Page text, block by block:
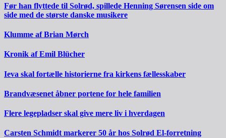
Før han flyttede til Solrød, spillede Henning Sørensen side om
side med de største danske musikere
Klumme af Brian Mørch
Kronik af Emil Blücher
Ieva skal fortælle historierne fra kirkens fællesskaber
Brandvæsenet åbner portene for hele familien
Flere legepladser skal give mere liv i hverdagen
Carsten Schmidt markerer 50 år hos Solrød El-forretning